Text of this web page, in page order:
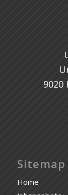
9020
Sitemap
Home